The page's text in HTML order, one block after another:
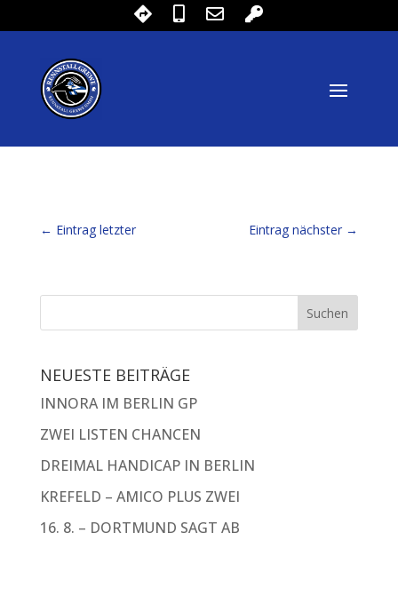
← Eintrag letzter Eintrag nächster →
NEUESTE BEITRÄGE
INNORA IM BERLIN GP
ZWEI LISTEN CHANCEN
DREIMAL HANDICAP IN BERLIN
KREFELD – AMICO PLUS ZWEI
16. 8. – DORTMUND SAGT AB